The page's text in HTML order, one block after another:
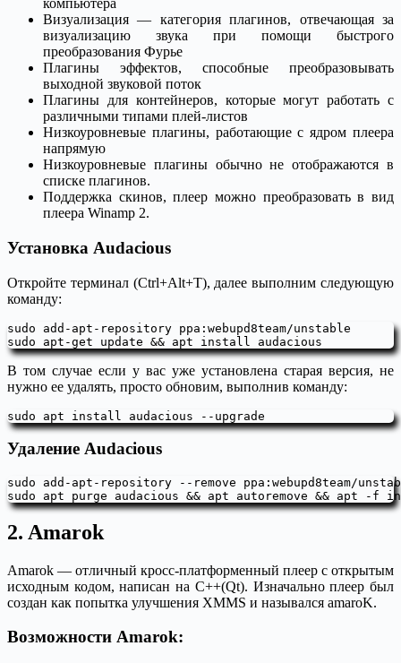
компьютера
Визуализация — категория плагинов, отвечающая за
визуализацию звука при помощи быстрого
преобразования Фурье
Плагины эффектов, способные преобразовывать
выходной звуковой поток
Плагины для контейнеров, которые могут работать с
различными типами плей-листов
Низкоуровневые плагины, работающие с ядром плеера
напрямую
Низкоуровневые плагины обычно не отображаются в
списке плагинов.
Поддержка скинов, плеер можно преобразовать в вид
плеера Winamp 2.
Установка Audacious
Откройте терминал (Ctrl+Alt+T), далее выполним следующую
команду:
sudo add-apt-repository ppa:webupd8team/unstable
sudo apt-get update && apt install audacious
В том случае если у вас уже установлена старая версия, не
нужно ее удалять, просто обновим, выполнив команду:
sudo apt install audacious --upgrade
Удаление Audacious
sudo add-apt-repository --remove ppa:webupd8team/
sudo apt purge audacious && apt autoremove && apt -f
2. Amarok
Amarok — отличный кросс-платформенный плеер с открытым
исходным кодом, написан на C++(Qt). Изначально плеер был
создан как попытка улучшения XMMS и назывался amaroK.
Возможности Amarok: